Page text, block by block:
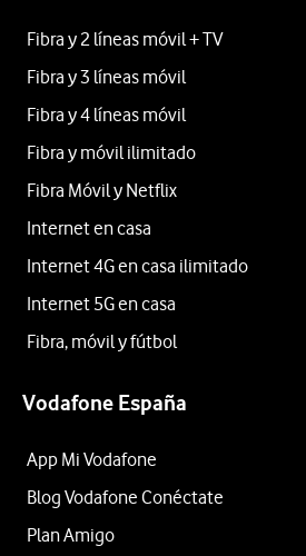
Fibra y 2 líneas móvil + TV
Fibra y 3 líneas móvil
Fibra y 4 líneas móvil
Fibra y móvil ilimitado
Fibra Móvil y Netflix
Internet en casa
Internet 4G en casa ilimitado
Internet 5G en casa
Fibra, móvil y fútbol
Vodafone España
App Mi Vodafone
Blog Vodafone Conéctate
Plan Amigo